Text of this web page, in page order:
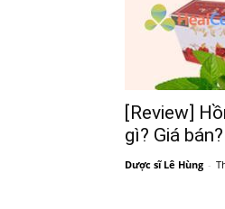
[Review]
gì? Giá
Dược sĩ Lê Hùng -